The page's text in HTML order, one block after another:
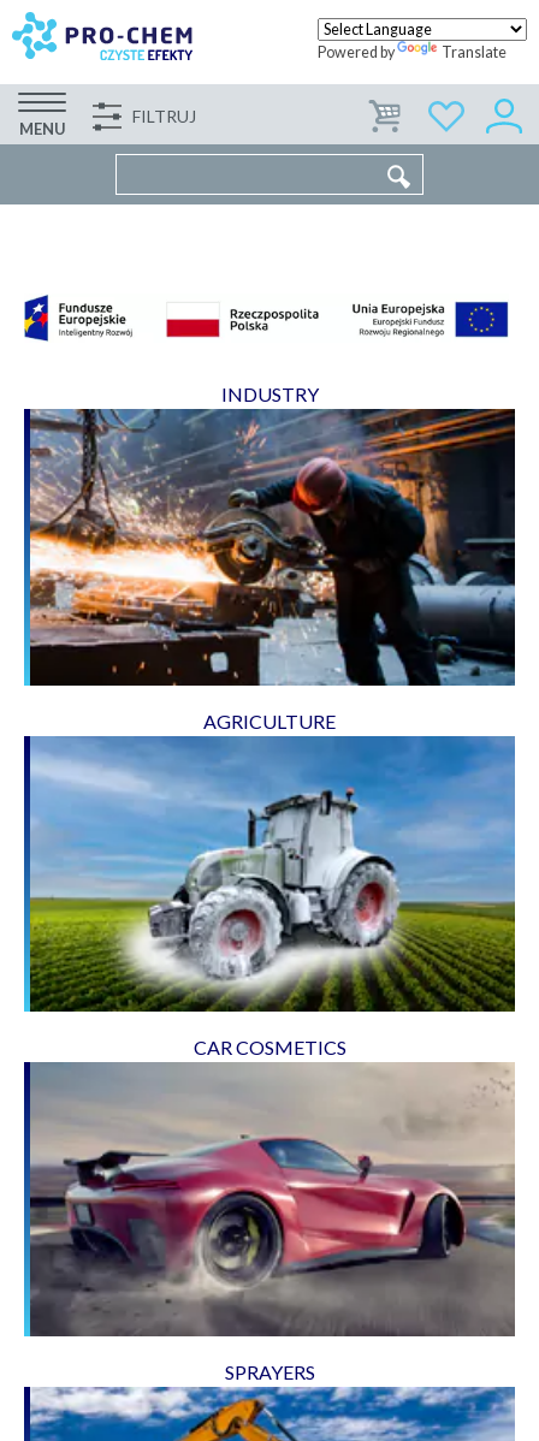
Powered by Translate
MENU
FILTRUJ PARTNERS CONTACT US
INDUSTRY
AGRICULTURE
CAR COSMETICS
SPRAYERS